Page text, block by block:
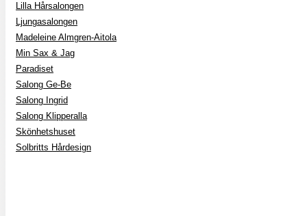
Lilla Hårsalongen
Ljungasalongen
Madeleine Almgren-Aitola
Min Sax & Jag
Paradiset
Salong Ge-Be
Salong Ingrid
Salong Klipperalla
Skönhetshuset
Solbritts Hårdesign